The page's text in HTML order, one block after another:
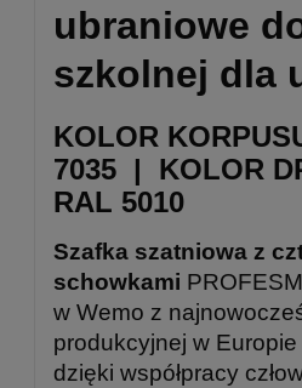
ubraniowe
szkolnej dla
KOLOR
7035 | KOLOR
RAL 5010
Szafka szatniowa z
schowkami
w Wemo z
produkcyjnej w
dzięki współpracy